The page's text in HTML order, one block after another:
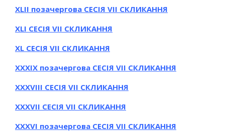
ХLІІ позачергова СЕСІЯ VII СКЛИКАННЯ
ХLІ СЕСІЯ VII СКЛИКАННЯ
ХL СЕСІЯ VII СКЛИКАННЯ
ХXХІХ позачергова СЕСІЯ VII СКЛИКАННЯ
ХXХVІІІ СЕСІЯ VII СКЛИКАННЯ
ХXХVІІ СЕСІЯ VII СКЛИКАННЯ
ХXХVІ позачергова СЕСІЯ VII СКЛИКАННЯ